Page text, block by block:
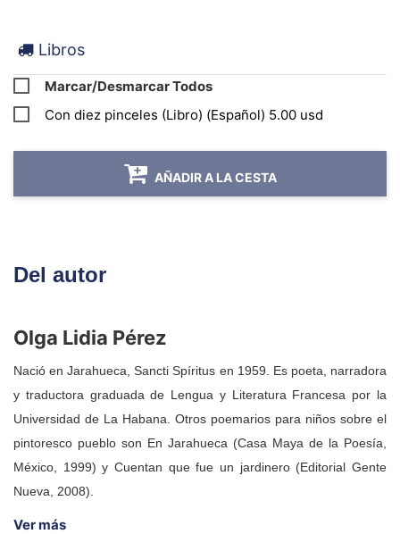
feliz y vive en una nube rosada rodeado de
burbujas y peces de colores, entre otras
Libros
Marcar/Desmarcar Todos
Con diez pinceles (Libro) (Español) 5.00 usd
AÑADIR A LA CESTA
Del autor
Olga Lidia Pérez
Nació en Jarahueca, Sancti Spíritus en 1959. Es poeta, narradora
y traductora graduada de Lengua y Literatura Francesa por la
Universidad de La Habana. Otros poemarios para niños sobre el
pintoresco pueblo son En Jarahueca (Casa Maya de la Poesía,
México, 1999) y Cuentan que fue un jardinero (Editorial Gente
Nueva, 2008).
Ver más